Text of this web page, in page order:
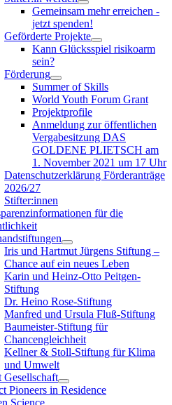
Gemeinsam mehr erreichen -
jetzt spenden!
Geförderte Projekte
Kann Glücksspiel risikoarm
sein?
Förderung
Summer of Skills
World Youth Forum Grant
Projektprofile
Anmeldung zur öffentlichen
Vergabesitzung DAS
GOLDENE PLIETSCH am
1. November 2021 um 17 Uhr
Datenschutzerklärung Förderanträge
2026/27
Stifter:innen
für die
Iris und Hartmut Jürgens Stiftung –
Chance auf ein neues Leben
Karin und Heinz-Otto Peitgen-
Stiftung
Dr. Heino Rose-Stiftung
Manfred und Ursula Fluß-Stiftung
Baumeister-Stiftung für
Chancengleichheit
Kellner & Stoll-Stiftung für Klima
und Umwelt
Gesellschaft
Pioneers in Residence
Science